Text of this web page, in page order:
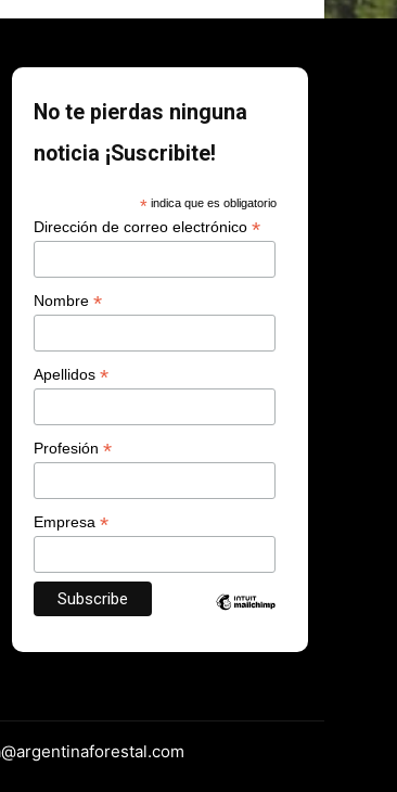
No te pierdas ninguna
noticia ¡Suscribite!
*indica que es obligatorio
Dirección de correo electrónico*
Nombre*
Apellidos*
Profesión*
Empresa*